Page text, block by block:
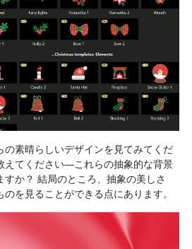
の素晴らしいデザインを見てみてくだ
えてください—これらの抽象的な背景
か？ 結局のところ、抽象の美しさ
を見ることができる点にあります。